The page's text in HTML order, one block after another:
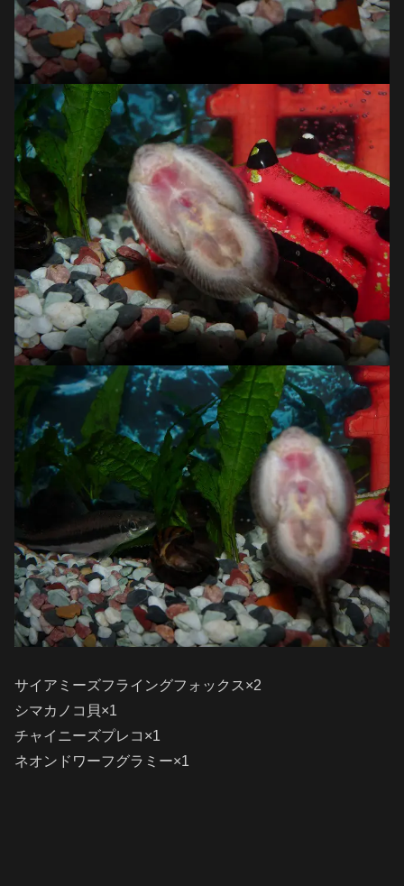
サイアミーズフライングフォックス×2
シマカノコ貝×1
チャイニーズプレコ×1
ネオンドワーフグラミー×1